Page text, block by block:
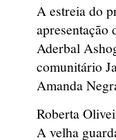
A estreia do
apresentação
Aderbal
comunitário
Amanda
Roberta
A velha